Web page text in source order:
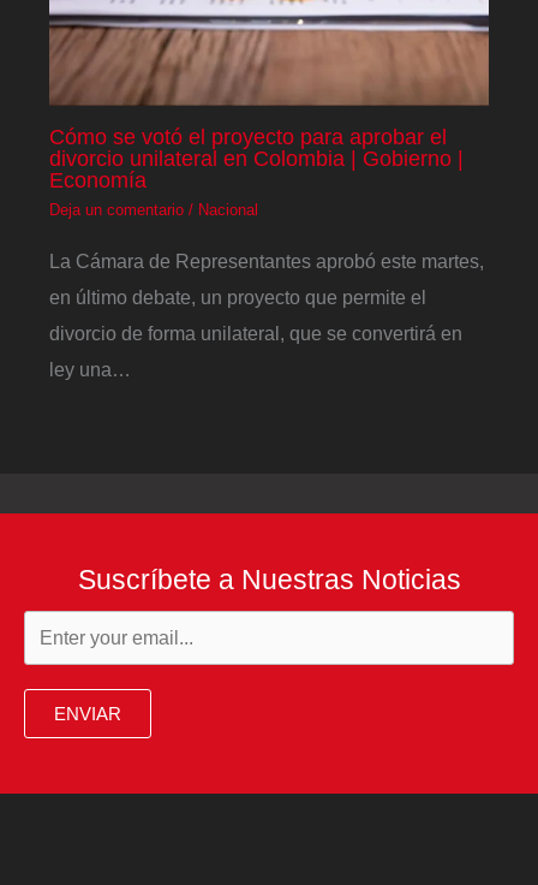
Cómo se votó el proyecto para aprobar el
divorcio unilateral en Colombia | Gobierno |
Economía
Deja un comentario / Nacional
La Cámara de Representantes aprobó este martes,
en último debate, un proyecto que permite el
divorcio de forma unilateral, que se convertirá en
ley una…
Suscríbete a Nuestras Noticias
ENVIAR